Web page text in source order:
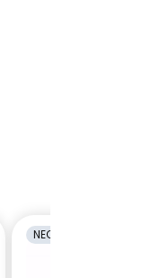
NEOPATENTATI